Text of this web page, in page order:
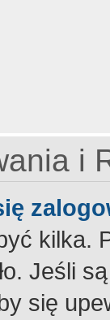
i
kilka.
Jeśli
się